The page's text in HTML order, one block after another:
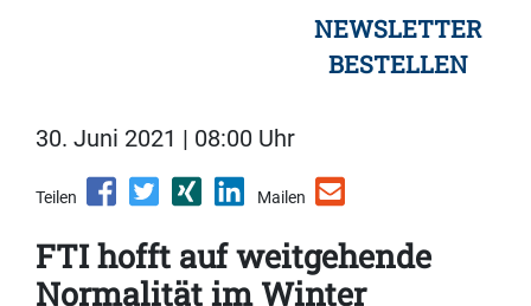
NEWSLETTER
BESTELLEN
30. Juni 2021 | 08:00 Uhr
Teilen Mailen
FTI hofft auf weitgehende
Normalität im Winter